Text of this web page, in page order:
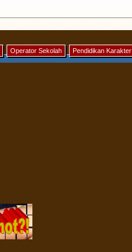
Operator Sekolah Pendidikan Karakter